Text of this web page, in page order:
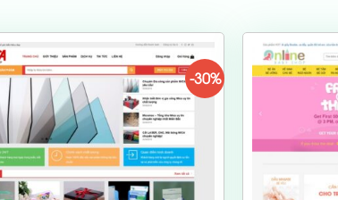
-30%